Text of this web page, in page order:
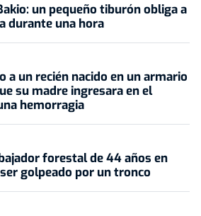
un pequeño tiburón obliga a
durante una hora
a un recién nacido en un armario
su madre ingresara en el
hemorragia
forestal de 44 años en
golpeado por un tronco